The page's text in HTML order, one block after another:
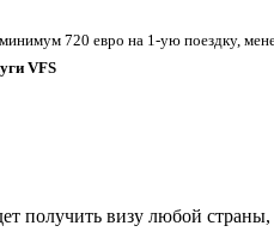
720 евро на 1-ую поездку,
VFS
получить визу любой